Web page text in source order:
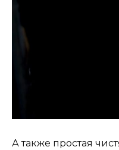
А также простая